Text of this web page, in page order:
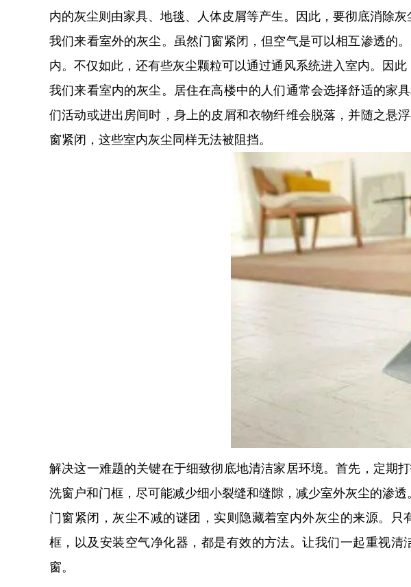
内的灰尘则由家具、地毯、人体皮屑等产生。因此，要彻底消除
我们来看室外的灰尘。虽然门窗紧闭，但空气是可以相互渗透的
内。不仅如此，还有些灰尘颗粒可以通过通风系统进入室内。因
我们来看室内的灰尘。居住在高楼中的人们通常会选择舒适的家
们活动或进出房间时，身上的皮屑和衣物纤维会脱落，并随之悬
窗紧闭，这些室内灰尘同样无法被阻挡。
解决这一难题的关键在于细致彻底地清洁家居环境。首先，定期
洗窗户和门框，尽可能减少细小裂缝和缝隙，减少室外灰尘的渗
门窗紧闭，灰尘不减的谜团，实则隐藏着室内外灰尘的来源。
框，以及安装空气净化器，都是有效的方法。让我们一起重视
窗。